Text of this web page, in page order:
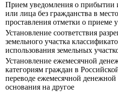
Прием уведомления о прибытии
или лица без гражданства в
проставления отметки о приеме
Установление соответствия
земельного участка
использования земельных
Установление ежемесячной
категориям граждан в
переводе ежемесячной
основания на другое